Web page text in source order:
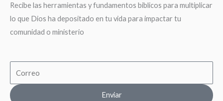
Recibe las herramientas y fundamentos biblicos para multiplicar
lo que Dios ha depositado en tu vida para impactar tu
comunidad o ministerio
Enviar